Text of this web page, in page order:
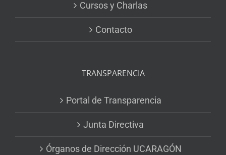
Cursos y Charlas
Contacto
TRANSPARENCIA
Portal de Transparencia
Junta Directiva
Órganos de Dirección UCARAGÓN